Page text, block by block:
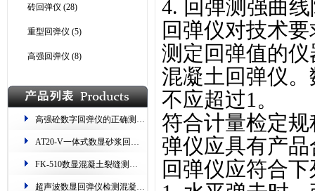
砖回弹仪 (28)
重型回弹仪 (5)
高强回弹仪 (8)
高强砼数字回弹仪的正确测量步骤
​AT20-V一体式数显砂浆回弹仪 测烧砖​​ 读数双显
FK-510数显混凝土裂缝测试仪(专测​桥梁、隧道、路面​)
超声波数显回弹仪​​检测混凝土​技术规程​
4. 回弹测强曲
回弹仪对技术要
测定回弹值的
混凝土回弹仪
不应超过1。
符合计量检定规
弹仪应具有产
回弹仪应符合